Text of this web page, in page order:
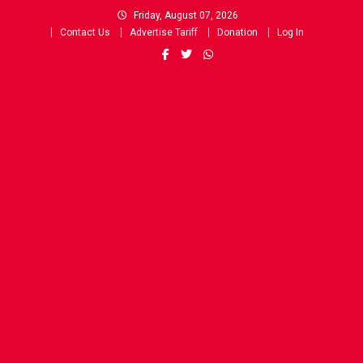
Friday, August 07, 2026
Contact Us
Advertise Tariff Donation Log In